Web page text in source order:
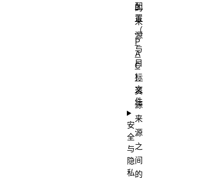
的
来
源
与
目
标
资
源
来
源
之
间
的
配
置
（
P
A
C
）
文
件
安
全
与
隐
私